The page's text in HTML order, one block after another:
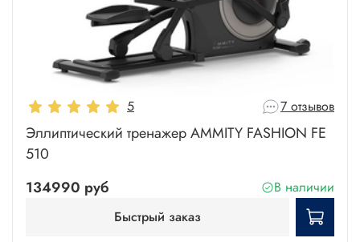
5 7 отзывов
Эллиптический тренажер AMMITY FASHION FE
510
134990 руб
В наличии
Быстрый заказ